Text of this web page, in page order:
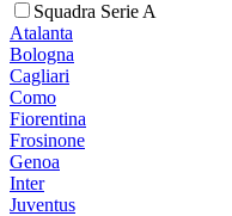
Squadra Serie A
Atalanta
Bologna
Cagliari
Como
Fiorentina
Frosinone
Genoa
Inter
Juventus